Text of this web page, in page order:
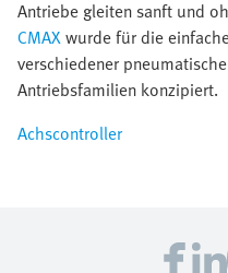
Antriebe gleiten sanft und
CMAXwurde für die
verschiedener
Antriebsfamilien konzipiert.
Achscontroller